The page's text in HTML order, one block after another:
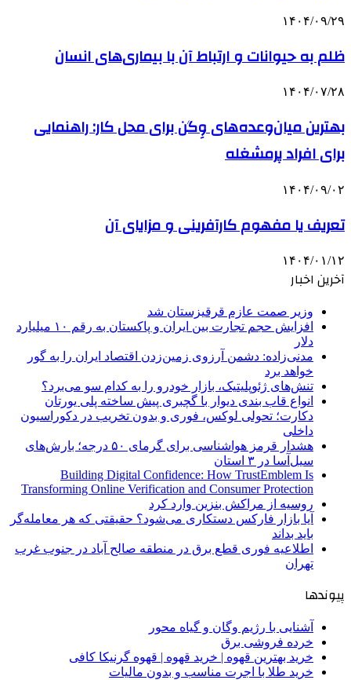
۱۴۰۴/۰۹/۲۹
ظلم به حیوانات و ارتباط آن با بیماری‌های انسان
۱۴۰۴/۰۷/۲۸
بهترین میان‌وعده‌های وِگن برای محل کار: راهنمایی
برای افراد پرمشغله
۱۴۰۴/۰۹/۰۲
تعریف یا مفهوم کارآفرینی و مزایای آن
۱۴۰۴/۰۱/۱۲
آخرین اخبار
وزیر صمت عازم قرقیزستان شد
افزایش حجم تجارت بین ایران و پاکستان به رقم ۱۰ میلیارد
دلار
مدنی‌زاده: دشمن آرزوی زمین‌زدن اقتصاد ایران را به گور
خواهد برد
تنش‌های ژئوپلیتیک، بازار خودرو را به کدام سو می‌برد؟
انواع قاب بندی دیوار با گچبری پیش ساخته پلی یورتان
دکارت؛ تحولی لوکس، فوری و بدون تخریب در دکوراسیون
داخلی
هشدار قرمز هواشناسی برای گرمای ۵۰ درجه؛ بارش‌های
سیل‌آسا در ۳ استان
Building Digital Confidence: How TrustEmblem Is
Transforming Online Verification and Consumer Protection
روسیه از مراکش بنزین وارد کرد
آیا بازار فارکس دستکاری می‌شود؟ حقیقتی که هر معامله‌گر
باید بداند
اطلاعیه فوری قطع برق در منطقه صالح آباد در جنوب غرب
تهران
پیوندها
آشنایی با رژیم وگان و گیاه محور
خرده فروشی برق
خرید بهترین قهوه | خرید قهوه | قهوه گرنیکا کافی
خرید طلا با اجرت مناسب و بدون مالیات